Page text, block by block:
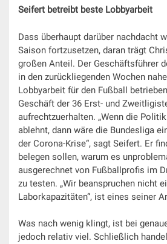
Seifert betreibt beste Lobbyarbeit
Dass überhaupt darüber nachdacht
Saison fortzusetzen, daran trägt
großen Anteil. Der Geschäftsführer
in den zurückliegenden Wochen
Lobbyarbeit für den Fußball
Geschäft der 36 Erst- und
aufrechtzuerhalten. „Wenn die
ablehnt, dann wäre die Bundesliga
der Corona-Krise“, sagt Seifert. Er
belegen sollen, warum es
ausgerechnet von Fußballprofis im
zu testen. „Wir beanspruchen nicht
Laborkapazitäten“, ist eines seiner
Was nach wenig klingt, ist bei
jedoch relativ viel. Schließlich